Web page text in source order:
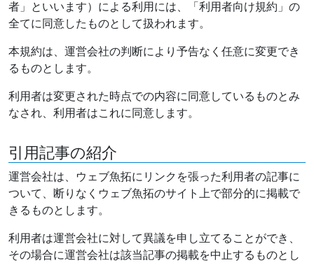
者」といいます）による利用には、「利用者向け規約」の
全てに同意したものとして扱われます。
本規約は、運営会社の判断により予告なく任意に変更でき
るものとします。
利用者は変更された時点での内容に同意しているものとみ
なされ、利用者はこれに同意します。
引用記事の紹介
運営会社は、ウェブ魚拓にリンクを張った利用者の記事に
ついて、断りなくウェブ魚拓のサイト上で部分的に掲載で
きるものとします。
利用者は運営会社に対して異議を申し立てることができ、
その場合に運営会社は該当記事の掲載を中止するものとし